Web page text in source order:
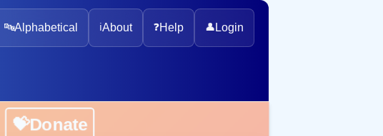
🔤Alphabetical ℹ️About ❓Help 👤 Login
💝Donate